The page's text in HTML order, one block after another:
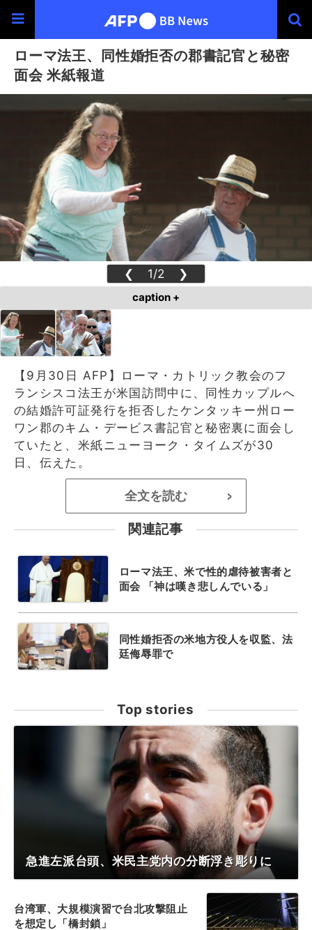
ローマ法王、同性婚拒否の郡書記官と秘密
面会 米紙報道
❮ 1/2 ❯
caption +
【9月30日 AFP】ローマ・カトリック教会のフ
ランシスコ法王が米国訪問中に、同性カップルへ
の結婚許可証発行を拒否したケンタッキー州ロー
ワン郡のキム・デービス書記官と秘密裏に面会し
ていたと、米紙ニューヨーク・タイムズが30
日、伝えた。
全文を読む >
関連記事
ローマ法王、米で性的虐待被害者と
面会 「神は嘆き悲しんでいる」
同性婚拒否の米地方役人を収監、法
廷侮辱罪で
Top stories
急進左派台頭、米民主党内の分断浮き彫りに
台湾軍、大規模演習で台北攻撃阻止
を想定し「橋封鎖」